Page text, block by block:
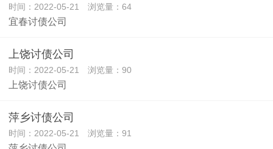
时间：2022-05-21 浏览量：64
宜春讨债公司
上饶讨债公司
时间：2022-05-21 浏览量：90
上饶讨债公司
萍乡讨债公司
时间：2022-05-21 浏览量：91